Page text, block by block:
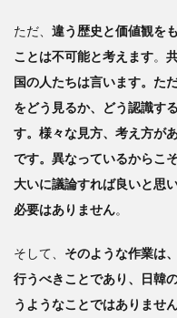
にあ
り
ただ、 違う歴史と価値観を
ことは不可能と考えます。
国の人たちは言います。た
をどう見るか、どう認識す
す。様々な見方、考え方が
です。異なっているからこ
大いに議論すれば良いと思
必要はありません。
そして、 そのような作業は
行うべきことであり、日韓
うようなことではありませ